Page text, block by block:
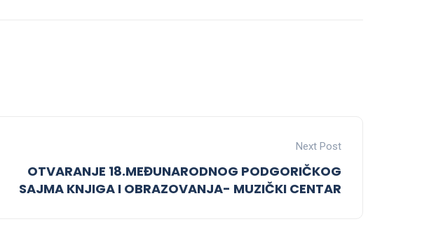
Next Post
OTVARANJE 18.MEĐUNARODNOG PODGORIČKOG
SAJMA KNJIGA I OBRAZOVANJA- MUZIČKI CENTAR